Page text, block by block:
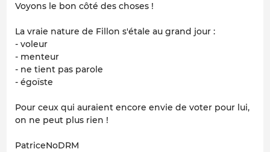
Voyons le bon côté des choses !
La vraie nature de Fillon s'étale au grand jour :
- voleur
- menteur
- ne tient pas parole
- égoïste
Pour ceux qui auraient encore envie de voter pour lui,
on ne peut plus rien !
PatriceNoDRM